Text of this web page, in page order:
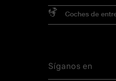
Coches de
Síganos en